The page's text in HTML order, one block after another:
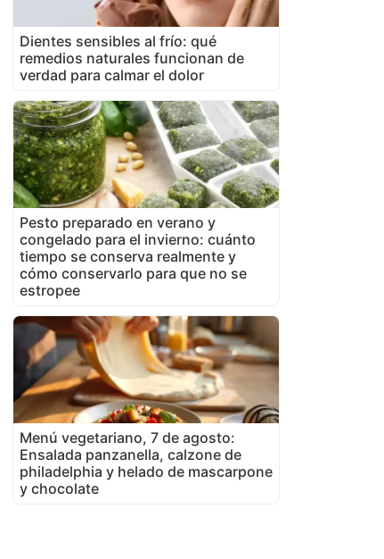
Dientes sensibles al frío: qué
remedios naturales funcionan de
verdad para calmar el dolor
Pesto preparado en verano y
congelado para el invierno: cuánto
tiempo se conserva realmente y
cómo conservarlo para que no se
estropee
Menú vegetariano, 7 de agosto:
Ensalada panzanella, calzone de
philadelphia y helado de mascarpone
y chocolate